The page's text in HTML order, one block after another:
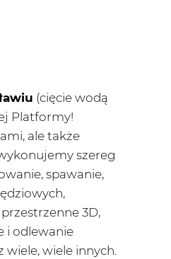
(cięcie wodą
Platformy!
ale także
szereg
spawanie,
3D,
i odlewanie
wiele innych.